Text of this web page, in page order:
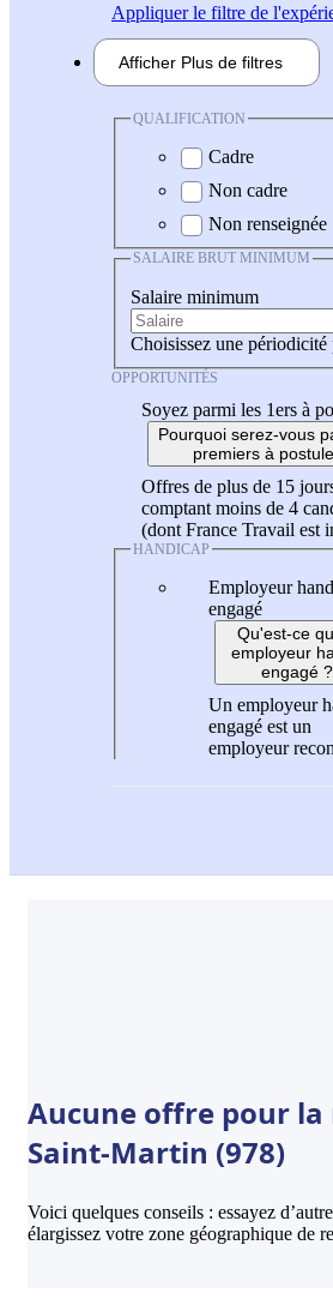
Appliquerle filtre de
Afficher Plus de filtres
QUALIFICATION
Cadre
Non cadre
Non renseignée
SALAIRE BRUT MINIMUM
Salaire minimum
Choisissez une périodicité
OPPORTUNITÉS
Soyez parmi les 1ers à
Pourquoi serez-vous
premiers à
Offres de plus de 15
comptant moins de 4
(dont France Travail est
HANDICAP
Employeur
engagé
Qu'est-ce
employeur
engagé ?
Un employeur
engagé est un
employeur
Aucune offre pour la
Saint-Martin (978)
Voici quelques conseils : essayez
élargissez votre zone géographique de